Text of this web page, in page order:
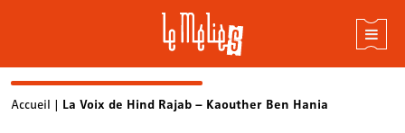
SkipAccueil | La Voix de Hind Rajab – Kaouther Ben Hania